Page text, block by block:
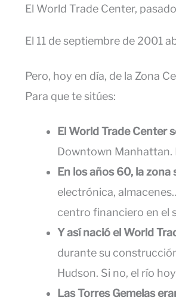
El World Trade Center,
El 11 de septiembre de 2001
Pero, hoy en día, de la Zona
Para que te sitúes:
El World Trade Center
Downtown Manhattan.
En los años 60, la
electrónica,
centro financiero en el
Y así nació el World
durante su
Hudson. Si no, el río
Las Torres Gemelas